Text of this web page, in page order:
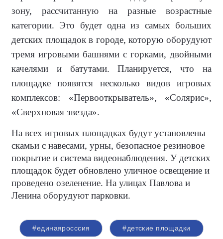
зону, рассчитанную на разные возрастные
категории. Это будет одна из самых больших
детских площадок в городе, которую оборудуют
тремя игровыми башнями с горками, двойными
качелями и батутами. Планируется, что на
площадке появятся несколько видов игровых
комплексов: «Первооткрыватель», «Солярис»,
«Сверхновая звезда».
На всех игровых площадках будут установлены
скамьи с навесами, урны, безопасное резиновое
покрытие и система видеонаблюдения. У детских
площадок будет обновлено уличное освещение и
проведено озеленение. На улицах Павлова и
Ленина оборудуют парковки.
#единаяросссия #детские площадки